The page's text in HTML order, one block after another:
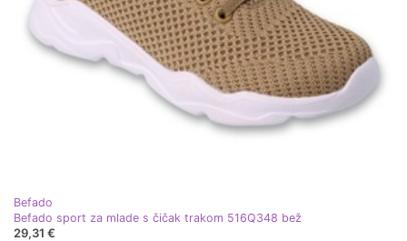
Befado
Befado sport za mlade s čičak trakom 516Q348 bež
29,31 €